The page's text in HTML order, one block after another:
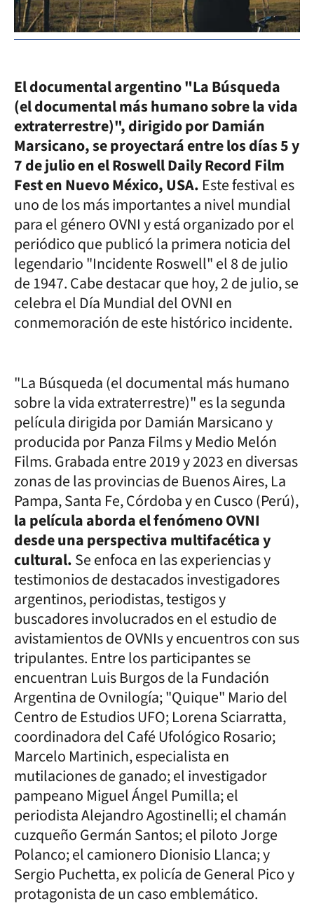
El documental argentino "La Búsqueda
(el documental más humano sobre la vida
extraterrestre)", dirigido por Damián
Marsicano, se proyectará entre los días 5 y
7 de julio en el Roswell Daily Record Film
Fest en Nuevo México, USA. Este festival es
uno de los más importantes a nivel mundial
para el género OVNI y está organizado por el
periódico que publicó la primera noticia del
legendario "Incidente Roswell" el 8 de julio
de 1947. Cabe destacar que hoy, 2 de julio, se
celebra el Día Mundial del OVNI en
conmemoración de este histórico incidente.
"La Búsqueda (el documental más humano
sobre la vida extraterrestre)" es la segunda
película dirigida por Damián Marsicano y
producida por Panza Films y Medio Melón
Films. Grabada entre 2019 y 2023 en diversas
zonas de las provincias de Buenos Aires, La
Pampa, Santa Fe, Córdoba y en Cusco (Perú),
la película aborda el fenómeno OVNI
desde una perspectiva multifacética y
cultural.Se enfoca en las experiencias y
testimonios de destacados investigadores
argentinos, periodistas, testigos y
buscadores involucrados en el estudio de
avistamientos de OVNIs y encuentros con sus
tripulantes. Entre los participantes se
encuentran Luis Burgos de la Fundación
Argentina de Ovnilogía; "Quique" Mario del
Centro de Estudios UFO; Lorena Sciarratta,
coordinadora del Café Ufológico Rosario;
Marcelo Martinich, especialista en
mutilaciones de ganado; el investigador
pampeano Miguel Ángel Pumilla; el
periodista Alejandro Agostinelli; el chamán
cuzqueño Germán Santos; el piloto Jorge
Polanco; el camionero Dionisio Llanca; y
Sergio Puchetta, ex policía de General Pico y
protagonista de un caso emblemático.